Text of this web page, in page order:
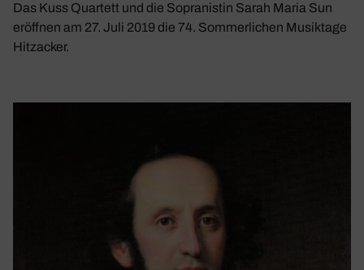
Das Kuss Quartett und die Sopranistin Sarah Maria Sun
eröffnen am 27. Juli 2019 die 74. Sommerlichen Musiktage
Hitzacker.